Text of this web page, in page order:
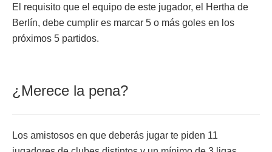
El requisito que el equipo de este jugador, el Hertha de
Berlín, debe cumplir es marcar 5 o más goles en los
próximos 5 partidos.
¿Merece la pena?
Los amistosos en que deberás jugar te piden 11